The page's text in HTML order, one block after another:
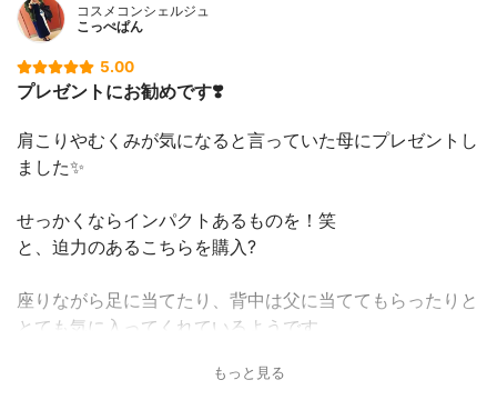
コスメコンシェルジュ
こっぺぱん
5.00
プレゼントにお勧めです❣️
肩こりやむくみが気になると言っていた母にプレゼントし
ました✨
せっかくならインパクトあるものを！笑
と、迫力のあるこちらを購入?
座りながら足に当てたり、背中は父に当ててもらったりと
とても気に入ってくれているようです。
もっと見る